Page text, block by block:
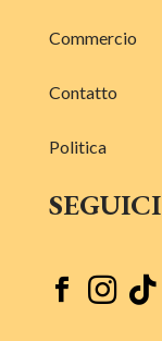
Commercio
Contatto
Politica
SEGUICI
  